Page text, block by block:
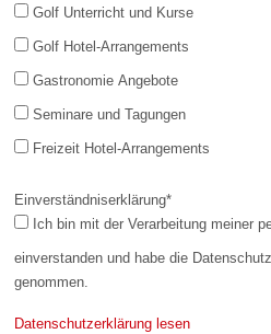
Golf Unterricht und Kurse
Golf Hotel-Arrangements
Gastronomie Angebote
Seminare und Tagungen
Freizeit Hotel-Arrangements
Einverständniserklärung*
einverstanden und habe die
genommen.
Datenschutzerklärung lesen